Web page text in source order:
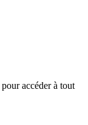
accéder à tout